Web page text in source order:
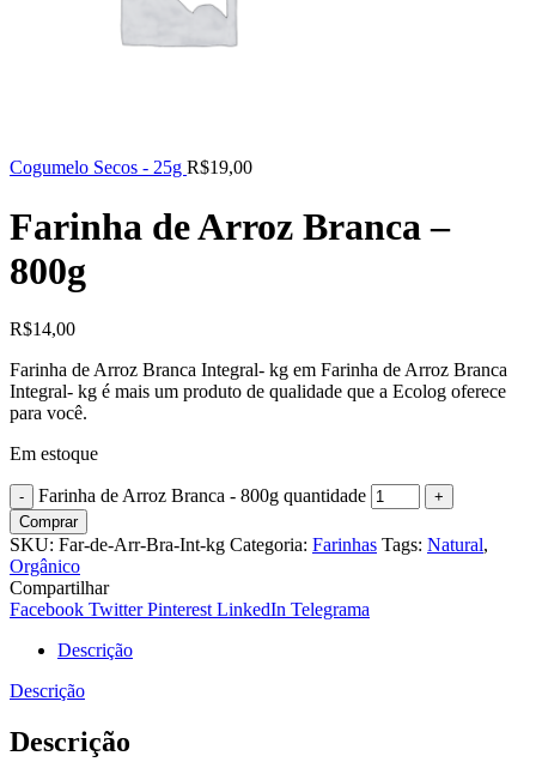
Cogumelo Secos - 25g R$19,00
Farinha de Arroz Branca –
800g
R$14,00
Farinha de Arroz Branca Integral- kg em Farinha de Arroz Branca
Integral- kg é mais um produto de qualidade que a Ecolog oferece
para você.
Em estoque
Farinha de Arroz Branca - 800g quantidade
Comprar
SKU: Far-de-Arr-Bra-Int-kg Categoria: Farinhas Tags: Natural,
Orgânico
Compartilhar
Facebook Twitter Pinterest LinkedIn Telegrama
Descrição
Descrição
Descrição